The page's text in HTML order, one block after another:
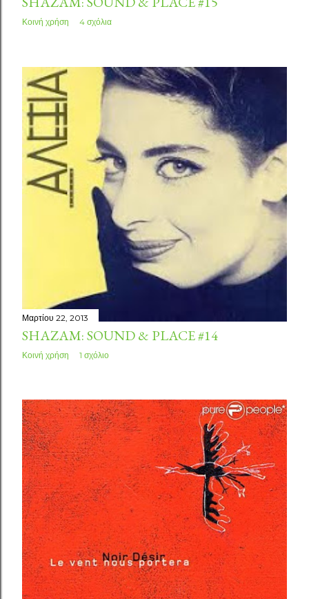
Κοινή χρήση 4 σχόλια
Μαρτίου 22, 2013
SHAZAM: SOUND & PLACE #14
Κοινή χρήση 1 σχόλιο